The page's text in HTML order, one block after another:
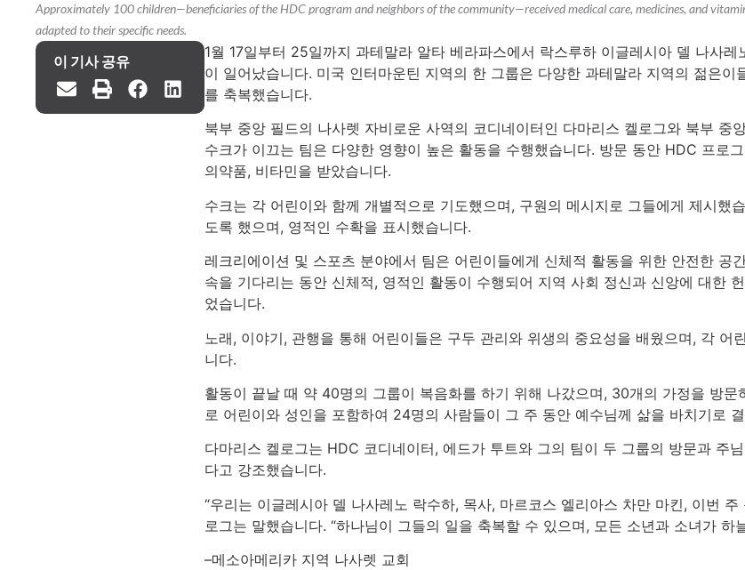
Approximately 100 children—beneficiaries of the HDC program and neighbors of the community—received medical care, medicines, and
adapted to their specific needs.
이 기사 공유
1월 17일부터 25일까지 과테말라 알타 베라파스에서 락스루하 이글레시아 델 나사
이 일어났습니다. 미국 인터마운틴 지역의 한 그룹은 다양한 과테말라 지역의 젊은
를 축복했습니다.
북부 중앙 필드의 나사렛 자비로운 사역의 코디네이터인 다마리스 켈로그와 북부
수크가 이끄는 팀은 다양한 영향이 높은 활동을 수행했습니다. 방문 동안 HDC 프로
의약품, 비타민을 받았습니다.
수크는 각 어린이와 함께 개별적으로 기도했으며, 구원의 메시지로 그들에게 제시
도록 했으며, 영적인 수확을 표시했습니다.
레크리에이션 및 스포츠 분야에서 팀은 어린이들에게 신체적 활동을 위한 안전한
속을 기다리는 동안 신체적, 영적인 활동이 수행되어 지역 사회 정신과 신앙에 대한
었습니다.
노래, 이야기, 관행을 통해 어린이들은 구두 관리와 위생의 중요성을 배웠으며, 각
니다.
활동이 끝날 때 약 40명의 그룹이 복음화를 하기 위해 나갔으며, 30개의 가정을 방
로 어린이와 성인을 포함하여 24명의 사람들이 그 주 동안 예수님께 삶을 바치기로
다마리스 켈로그는 HDC 코디네이터, 에드가 투트와 그의 팀이 두 그룹의 방문과 주
다고 강조했습니다.
“우리는 이글레시아 델 나사레노 락수하, 목사, 마르코스 엘리아스 차만 마킨, 이번
로그는 말했습니다. “하나님이 그들의 일을 축복할 수 있으며, 모든 소년과 소녀가
–메소아메리카 지역 나사렛 교회